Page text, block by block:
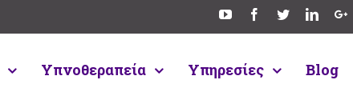
Υπνοθεραπεία Υπηρεσίες Blog